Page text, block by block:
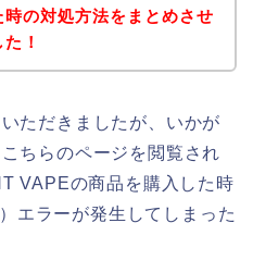
時の対処方法をまとめさせ
！
ただきましたが、いかが
ちらのページを閲覧され
VAPEの商品を購入した時
エラーが発生してしまった